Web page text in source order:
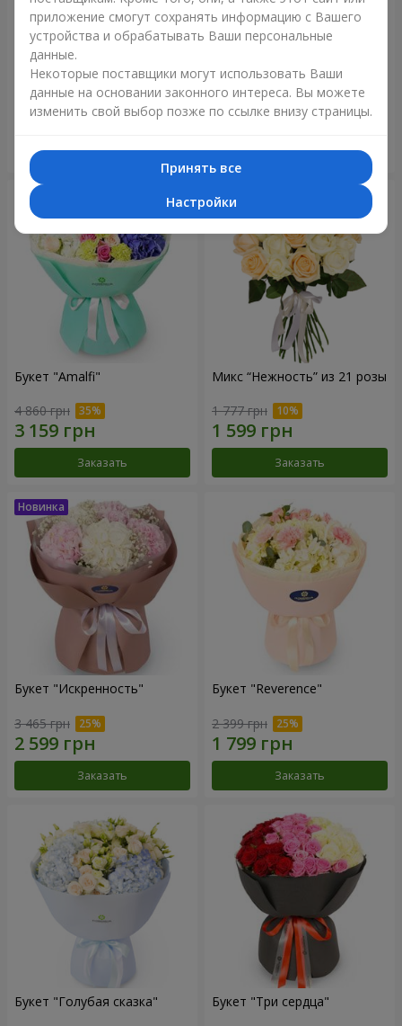
Букет "Blue ball"
3 284 грн
Заказать
5 475 грн
Заказать
Букет "Amalfi"
4 860 грн
Заказать
Микс “Нежность” из 21 розы
1 777 грн
Заказать
Букет "Искренность"
3 465 грн
Заказать
Букет "Reverence"
2 399 грн
Заказать
Букет "Голубая сказка" Букет "Три сердца"
приложение смогут сохранять информацию с Вашего
устройства и обрабатывать Ваши персональные
данные.
Некоторые поставщики могут использовать Ваши
данные на основании законного интереса. Вы можете
изменить свой выбор позже по ссылке внизу страницы.
Принять все
Настройки